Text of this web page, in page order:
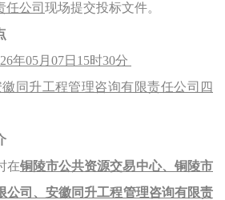
任公司 现场提交投标文件。
年05月07日15时30分
徽同升工程管理咨询有限责任公司 四
在铜陵市公共资源交易中心、铜陵市
公司、安徽同升工程管理咨询有限责